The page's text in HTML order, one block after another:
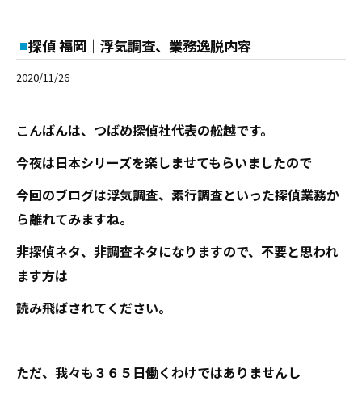
探偵 福岡｜浮気調査、業務逸脱内容
2020/11/26
こんばんは、つばめ探偵社代表の舩越です。
今夜は日本シリーズを楽しませてもらいましたので
今回のブログは浮気調査、素行調査といった探偵業務か
ら離れてみますね。
非探偵ネタ、非調査ネタになりますので、不要と思われ
ます方は
読み飛ばされてください。
ただ、我々も３６５日働くわけではありませんし